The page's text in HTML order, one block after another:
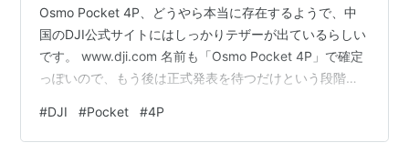
Osmo Pocket 4P、どうやら本当に存在するようで、中
国のDJI公式サイトにはしっかりテザーが出ているらしい
です。 www.dji.com 名前も「Osmo Pocket 4P」で確定
っぽいので、もう後は正式発表を待つだけという段階に
時間が一番楽しいんですよね。 レンズ部は噂通りの2眼
構成 デザインはちょっと頭でっかち。でも理由は分かる
#DJI #Pocket #4P